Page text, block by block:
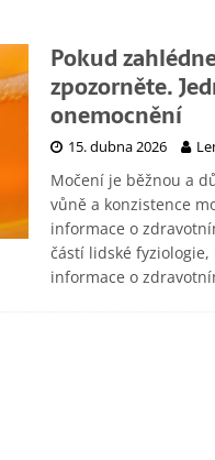
Pokud
zpozorněte.
onemocnění
15. dubna 2026
Močení je běžnou a
vůně a konzistence
informace o
částí lidské
informace o